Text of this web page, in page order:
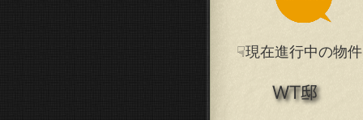
☟現在進行中の物